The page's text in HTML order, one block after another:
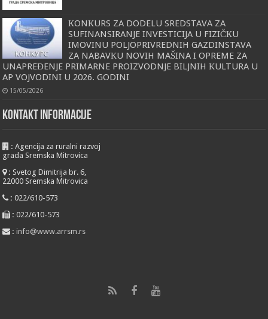
КONКURS ZA DODELU SREDSTAVA ZA
SUFINANSIRANJE INVESTICIJA U FIZIČКU
IMOVINU POLJOPRIVREDNIH GAZDINSTAVA
ZA NABAVКU NOVIH MAŠINA I OPREME ZA
UNAPREĐENJE PRIMARNE PROIZVODNJE BILJNIH КULTURA U
AP VOJVODINI U 2026. GODINI
15/05/2026
KONTAKT INFORMACIJE
:Agencija za ruralni razvoj
grada Sremska Mitrovica
: Svetog Dimitrija br. 6,
22000 Sremska Mitrovica
:022/610-573
:022/610-573
: info@www.arrsm.rs